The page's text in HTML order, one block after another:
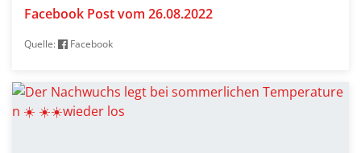
Facebook Post vom 26.08.2022
Quelle: Facebook